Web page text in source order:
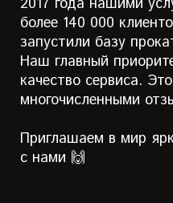
более 140 000
запустили базу
Наш главный
качество сервиса.
многочисленными
Приглашаем в мир
с нами 🙌